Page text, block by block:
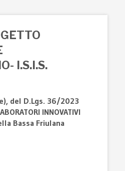
I.S.I.S.
del D.Lgs. 36/2023
INNOVATIVI
Bassa Friulana